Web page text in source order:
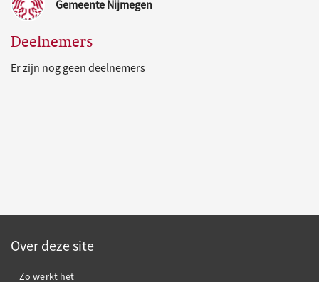
Gemeente Nijmegen
Deelnemers
Er zijn nog geen deelnemers
Over deze site
Zo werkt het